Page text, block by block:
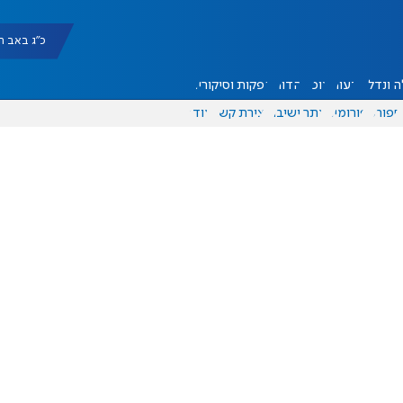
כ"ג באב תשפ"ו |
ונדל"ן דעות אוכל יהדות הפקות וסיקורים
ספורט פורומים אתר ישיבה יצירת קשר עוד